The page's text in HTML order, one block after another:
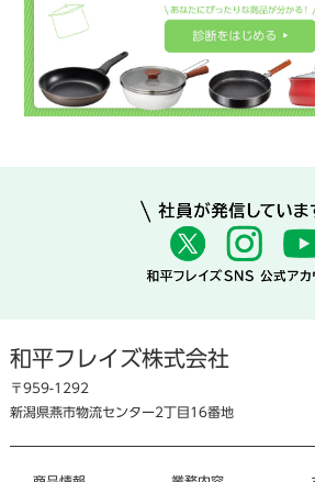
和平フレイズ株式会社
〒959-1292
新潟県燕市物流センター2丁目16番地